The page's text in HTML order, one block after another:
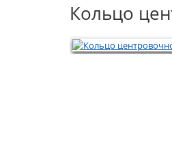
Кольцо